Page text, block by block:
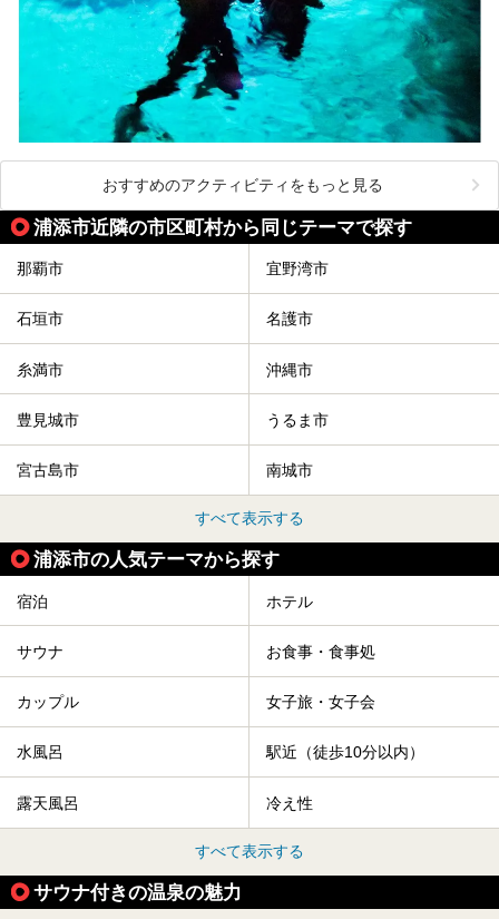
おすすめのアクティビティをもっと見る
浦添市近隣の市区町村から同じテーマで探す
那覇市 宜野湾市
石垣市 名護市
糸満市 沖縄市
豊見城市 うるま市
宮古島市 南城市
すべて表示する
浦添市の人気テーマから探す
宿泊 ホテル
サウナ お食事・食事処
カップル 女子旅・女子会
水風呂 駅近（徒歩10分以内）
露天風呂 冷え性
すべて表示する
サウナ付きの温泉の魅力